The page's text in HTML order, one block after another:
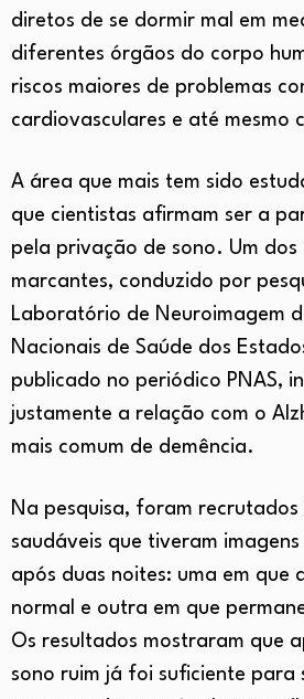
diretos de se dormir mal em
diferentes órgãos do corpo
riscos maiores de problemas
cardiovasculares e até mesmo
A área que mais tem sido
que cientistas afirmam ser a
pela privação de sono. Um dos
marcantes, conduzido por
Laboratório de Neuroimagem
Nacionais de Saúde dos
publicado no periódico PNAS,
justamente a relação com o
mais comum de demência.
Na pesquisa, foram
saudáveis que tiveram
após duas noites: uma em que
normal e outra em que
Os resultados mostraram que
sono ruim já foi suficiente para